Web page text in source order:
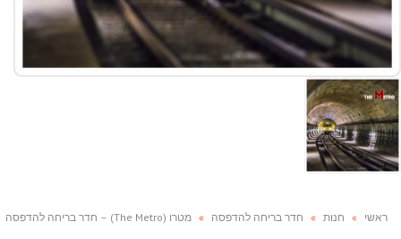
ראשי » חנות » חדר בריחה להדפסה » מטרו (The Metro) – חדר בריחה להדפסה